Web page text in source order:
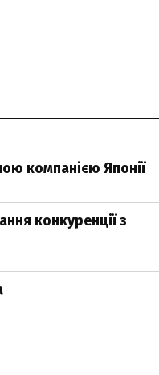
компанією Японії
конкуренції з